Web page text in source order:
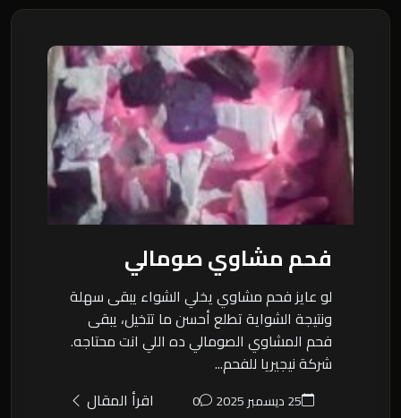
فحم مشاوي صومالي
لو عايز فحم مشاوي يخلي الشواء يبقى سهلة
ونتيجة الشواية تطلع أحسن ما تتخيل، يبقى
فحم المشاوي الصومالي ده اللي انت محتاجه.
شركة نيجيريا للفحم...
25 ديسمبر 2025 0 اقرأ المقال